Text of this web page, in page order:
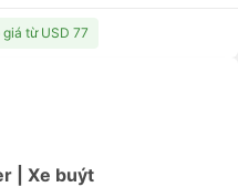
từ USD 77
| Xe buýt